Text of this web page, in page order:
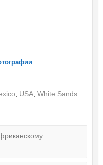
, USA, White Sands